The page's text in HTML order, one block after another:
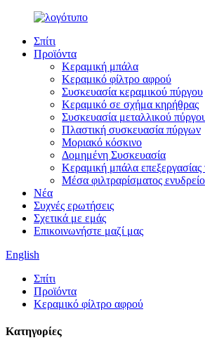
Σπίτι
Προϊόντα
Κεραμική μπάλα
Κεραμικό φίλτρο αφρού
Συσκευασία κεραμικού πύργου
Κεραμικό σε σχήμα κηρήθρας
Συσκευασία μεταλλικού
Πλαστική συσκευασία πύργων
Μοριακό κόσκινο
Δομημένη Συσκευασία
Κεραμική μπάλα επεξεργασίας
Μέσα φιλτραρίσματος
Νέα
Συχνές ερωτήσεις
Σχετικά με εμάς
Επικοινωνήστε μαζί μας
English
Σπίτι
Προϊόντα
Κεραμικό φίλτρο αφρού
Κατηγορίες